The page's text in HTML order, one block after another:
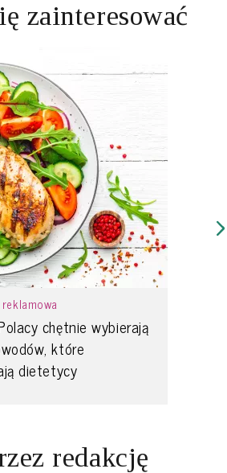
zainteresować
chętnie wybierają
które
dietetycy
redakcję